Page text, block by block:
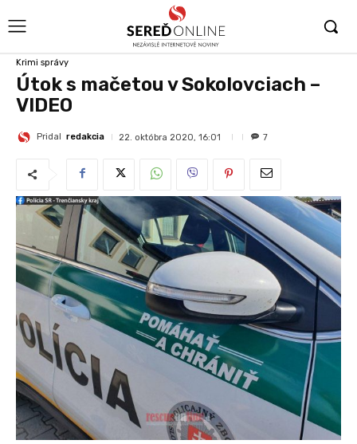
Krimi správy
Útok s mačetou v Sokolovciach –
VIDEO
Pridal redakcia 22. októbra 2020, 16:01 7